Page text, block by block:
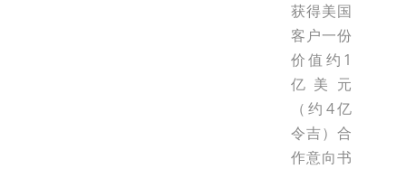
获得美国
客户一份
价值约1
亿美元
（约4亿
令吉）合
作意向书